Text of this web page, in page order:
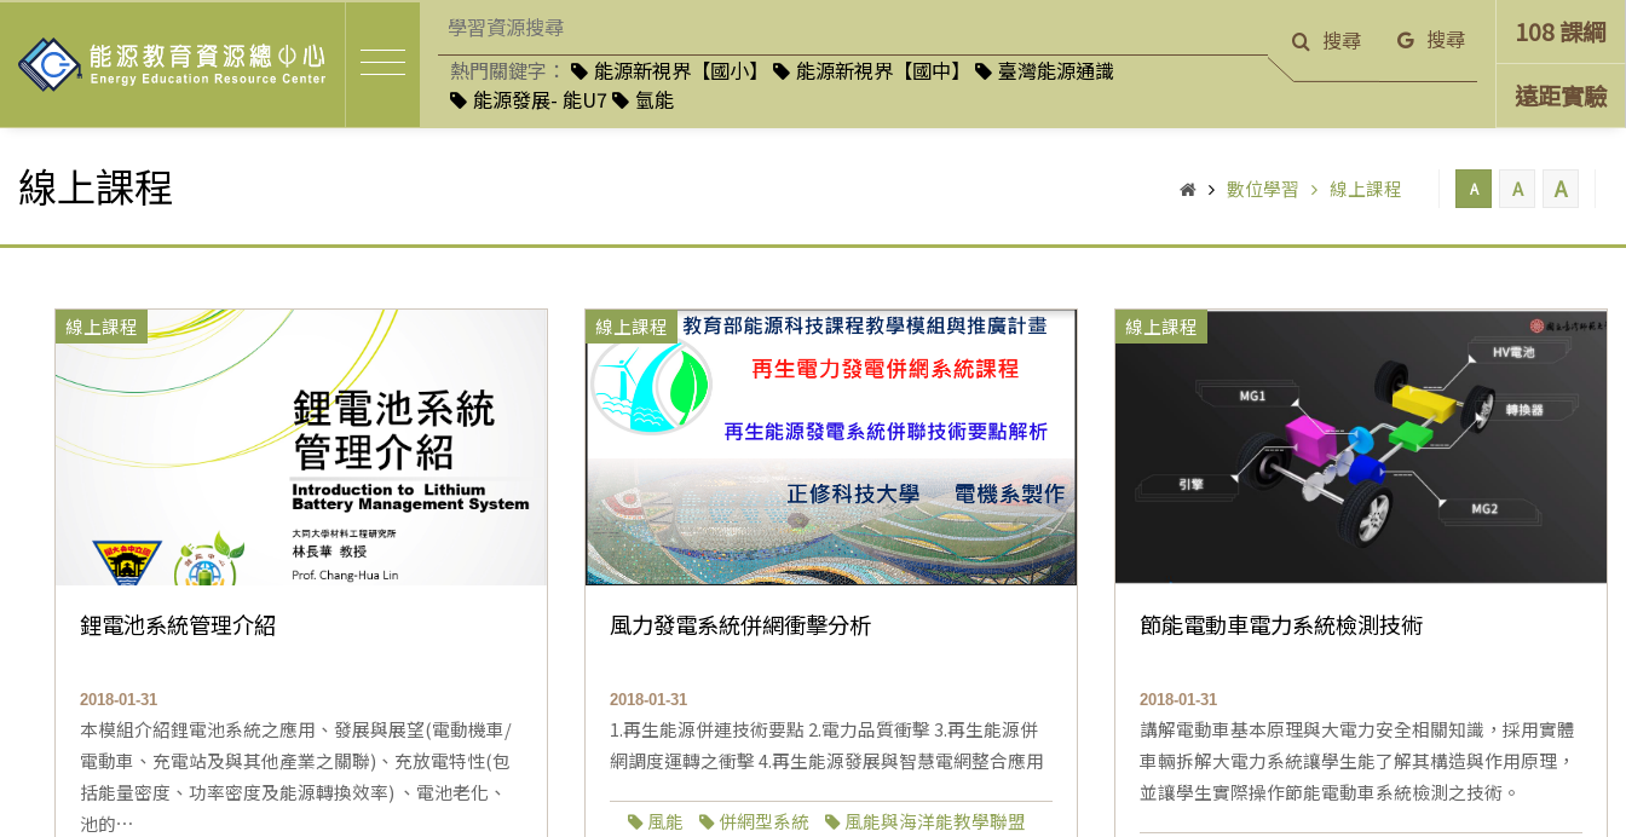
熱門關鍵字： 能源新視界【國小】 能源新視界【國中】
臺灣能源通識
能源發展- 能U7
氫能
搜尋 搜尋
108 課綱
遠距實驗
線上課程 數位學習 線上課程 A A A
線上課程
鋰電池系統管理介紹
2018-01-31
本模組介紹鋰電池系統之應用、發展與展望(電動機車/
電動車、充電站及與其他產業之關聯)、充放電特性(包
括能量密度、功率密度及能源轉換效率) 、電池老化、
池的⋯
線上課程
風力發電系統併網衝擊分析
2018-01-31
1.再生能源併連技術要點 2.電力品質衝擊 3.再生能源併
網調度運轉之衝擊 4.再生能源發展與智慧電網整合應用
風能 併網型系統
風能與海洋能教學聯盟
線上課程
節能電動車電力系統檢測技術
2018-01-31
講解電動車基本原理與大電力安全相關知識，採用實體
車輛拆解大電力系統讓學生能了解其構造與作用原理，
並讓學生實際操作節能電動車系統檢測之技術。